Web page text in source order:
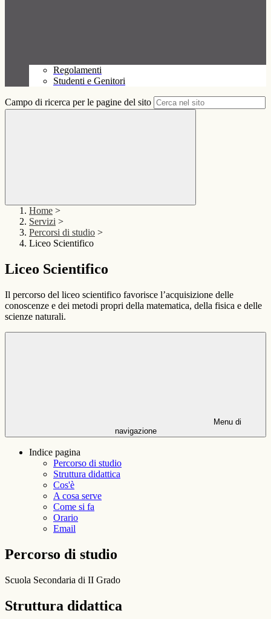
Regolamenti
Studenti e Genitori
Campo di ricerca per le pagine del sito
Home >
Servizi >
Percorsi di studio >
Liceo Scientifico
Liceo Scientifico
Il percorso del liceo scientifico favorisce l’acquisizione delle
conoscenze e dei metodi propri della matematica, della fisica e delle
scienze naturali.
Menu di
navigazione
Indice pagina
Percorso di studio
Struttura didattica
Cos'è
A cosa serve
Come si fa
Orario
Email
Percorso di studio
Scuola Secondaria di II Grado
Struttura didattica